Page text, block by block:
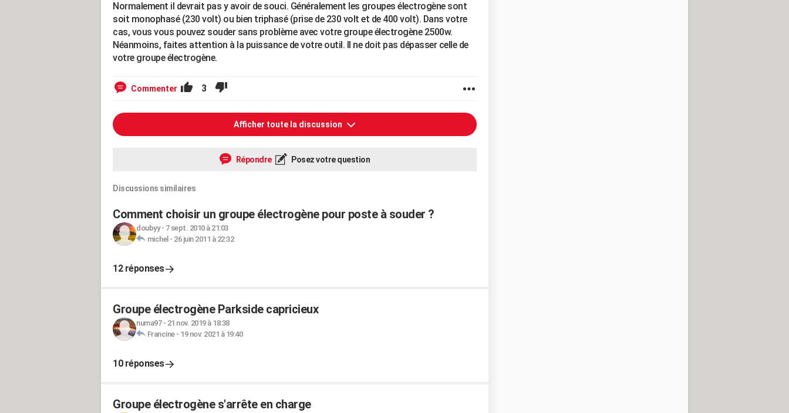
Normalement il devrait pas y avoir de souci. Généralement les groupes électrogène sont
soit monophasé (230 volt) ou bien triphasé (prise de 230 volt et de 400 volt). Dans votre
cas, vous vous pouvez souder sans problème avec votre groupe électrogène 2500w.
Néanmoins, faites attention à la puissance de votre outil. Il ne doit pas dépasser celle de
votre groupe électrogène.
Commenter 3
Afficher toute la discussion
Répondre Posez votre question
Discussions similaires
Comment choisir un groupe électrogène pour poste à souder ?
doubyy- 7 sept. 2010 à 21:03
michel - 26 juin 2011 à 22:32
12 réponses
Groupe électrogène Parkside capricieux
numa97- 21 nov. 2019 à 18:38
Francine- 19 nov. 2021 à 19:40
10 réponses
Groupe électrogène s'arrête en charge